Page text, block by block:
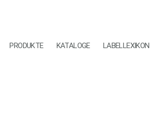
PRODUKTE KATALOGE LABELLEXIKON